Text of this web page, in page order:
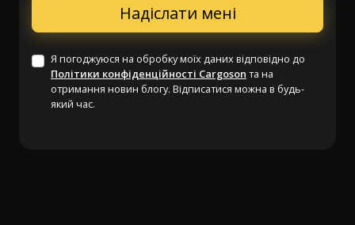
Я погоджуюся на обробку моїх даних відповідно до
Політики конфіденційності Cargoson та на
отримання новин блогу. Відписатися можна в будь-
який час.